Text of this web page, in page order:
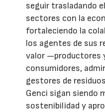
seguir trasladando
sectores con la
fortaleciendo la
los agentes de sus
valor —productores
consumidores,
gestores de
Genci sigan siendo
sostenibilidad y